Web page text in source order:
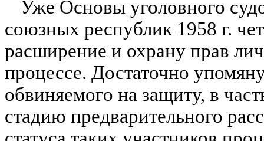
Уже Основы уголовного
союзных республик 1958 г.
расширение и охрану прав
процессе. Достаточно
обвиняемого на защиту, в
стадию предварительного